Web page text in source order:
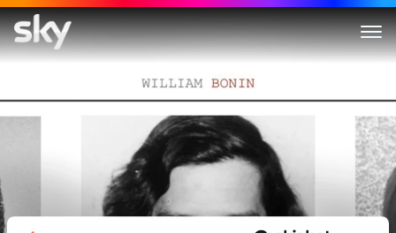
Die Freeway-Killer: Drei